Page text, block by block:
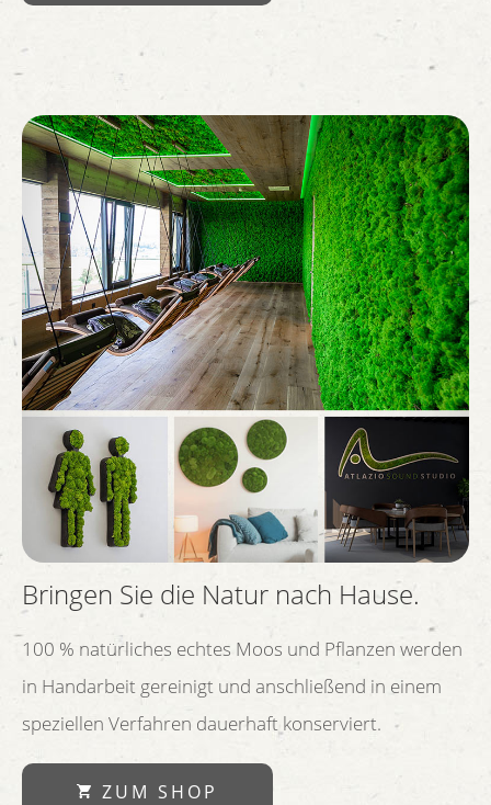
Bringen Sie die Natur nach Hause.
100 % natürliches echtes Moos und Pflanzen werden
in Handarbeit gereinigt und anschließend in einem
speziellen Verfahren dauerhaft konserviert.
ZUM SHOP